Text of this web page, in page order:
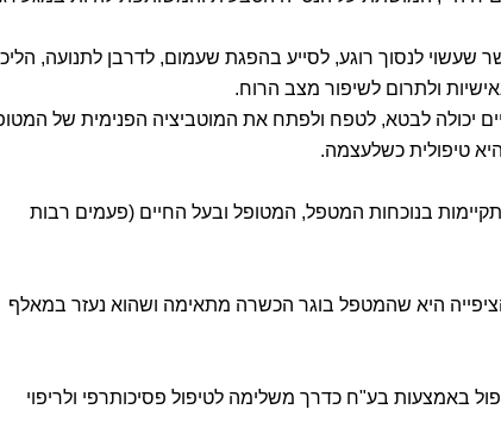
שעשוי לנסוך רוגע, לסייע בהפגת שעמום, לדרבן לתנועה,
ולתרום לשיפור מצב הרוח.
יכולה לבטא, לטפח ולפתח את המוטביציה הפנימית של
טיפולית כשלעצמה.
בנוכחות המטפל, המטופל ובעל החיים (פעמים רבות
היא שהמטפל בוגר הכשרה מתאימה ושהוא נעזר במאלף
באמצעות בע"ח כדרך משלימה לטיפול פסיכותרפי ולריפוי